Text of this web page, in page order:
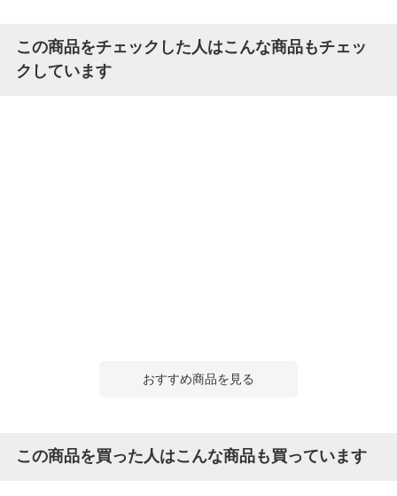
この商品をチェックした人はこんな商品もチェッ
クしています
おすすめ商品を見る
この商品を買った人はこんな商品も買っています